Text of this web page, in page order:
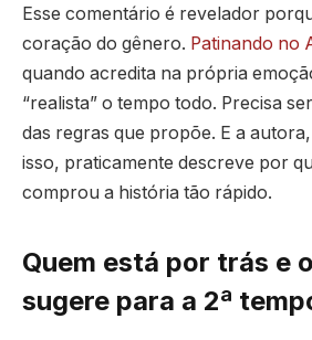
Esse comentário é revelador
coração do gênero. Patinando no
quando acredita na própria
“realista” o tempo todo. Precisa
das regras que propõe. E a
isso, praticamente descreve por
comprou a história tão rápido.
Quem está por trás e
sugere para a 2ª